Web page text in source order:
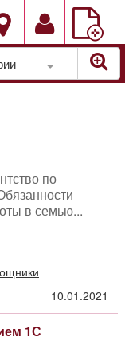
Добавить
вакансию
по
в семью...
10.01.2021
1С